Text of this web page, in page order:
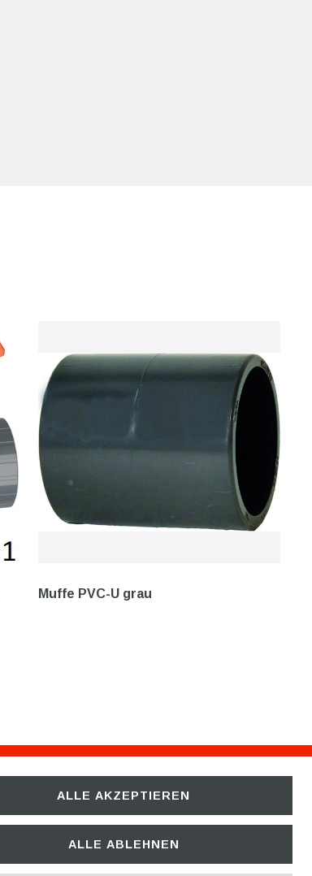
Muffe PVC-U grau
Unternehmen
ÜBER UNS
KARRIERE
ALLE AKZEPTIEREN
ALLE ABLEHNEN